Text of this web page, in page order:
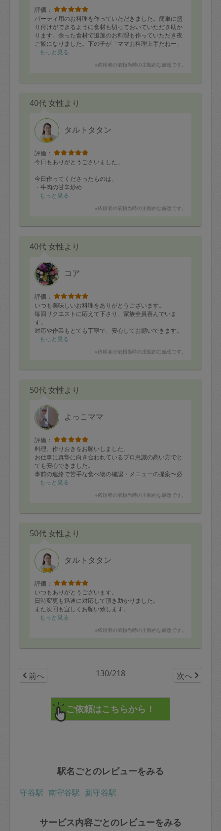
評価：
パーティ用のお料理を作っていただきました。簡単に盛
り付けができるように食材も切っておいていただき助か
ります。余った食材で追加のお料理も作っていただき夜
ご飯になりました。下の子が「ママお料理上手だねー」
と言ってくれたのですがお礼を言った後「コアさんあり
た。多分意味は分かっていないかと^^;いつも本当に美味
願いいたします。ローストビーフの味見分＆ソース絶品
もっと見る
※依頼者の依頼当時の主観的な感想です。
40代 女性より
タルトタタン
評価：
今日もありがとうございました。
今日作ってくださったものは、
・牛肉の甘辛炒め
・鯖トマトカレー
・かぼちゃの煮物
・かぼちゃ蒸しパン
・鶏ささみ肉の塩麹漬け（冷凍セット）
です。
在庫になっていたサバ缶やトマト缶も有効活用いただ
き、
野菜たっぷりのメニューに仕上げてくださいました。
来ていただく度に冷蔵庫と在庫の引き出しがスッキリし
ます。
豆腐ナゲットはこどもたちに好評でおかわりしていまし
蒸しパンもかぼちゃのモチモチ感が美味しかったです。
もっと見る
※依頼者の依頼当時の主観的な感想です。
40代 女性より
コア
評価：
いつも美味しいお料理をありがとうございます。
毎回リクエストに応えて下さり、家族全員喜んでいま
す。
対応や作業もとても丁寧で、安心してお願いできます。
もっと見る
※依頼者の依頼当時の主観的な感想です。
50代 女性より
よっこママ
評価：
料理、作りおきをお願いしました。
お仕事に真摯に向き合われているプロ意識の高い方でと
ても安心できました。
事前の連絡で苦手な食べ物の確認・メニューの提案〜必
要な食材リストまで送っていただき、当日は手際よく9品
丁寧に書かれたお手紙までいただきました。本当にあり
またぜひお願いしたいと思っています。
もっと見る
※依頼者の依頼当時の主観的な感想です。
50代 女性より
タルトタタン
評価：
いつもありがとうございます。
日時変更も迅速に対応して頂き助かりました。
また次回も宜しくお願い致します。
もっと見る
※依頼者の依頼当時の主観的な感想です。
前へ 130/218 次へ
駅名ごとのレビューをみる
守谷駅 南守谷駅 新守谷駅
サービス内容ごとのレビューをみる